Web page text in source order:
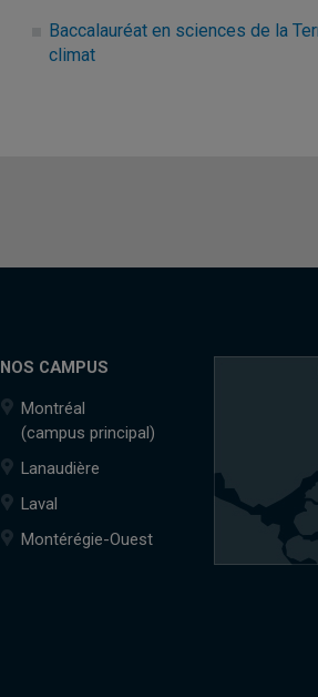
Baccalauréat en sciences de la
climat
NOS CAMPUS
Montréal
(campus principal)
Lanaudière
Laval
Montérégie-Ouest